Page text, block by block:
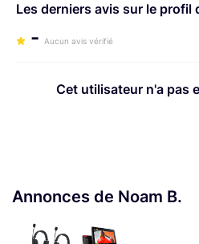
Les derniers avis sur le profil
- Aucun avis vérifié
Cet utilisateur n'a pas
Annonces de Noam B.